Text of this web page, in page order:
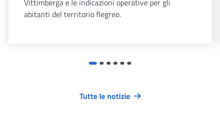
Vittimberga e le indicazioni operative per gli
abitanti del territorio flegreo.
Tutte le notizie